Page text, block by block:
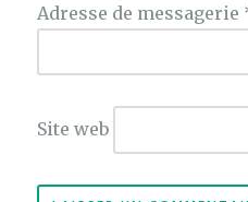
Adresse de messagerie
Site web